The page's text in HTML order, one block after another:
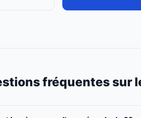
fréquentes sur